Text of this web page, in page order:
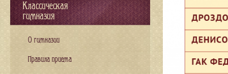
Классическая
гимназия
О гимназии
Правила приема